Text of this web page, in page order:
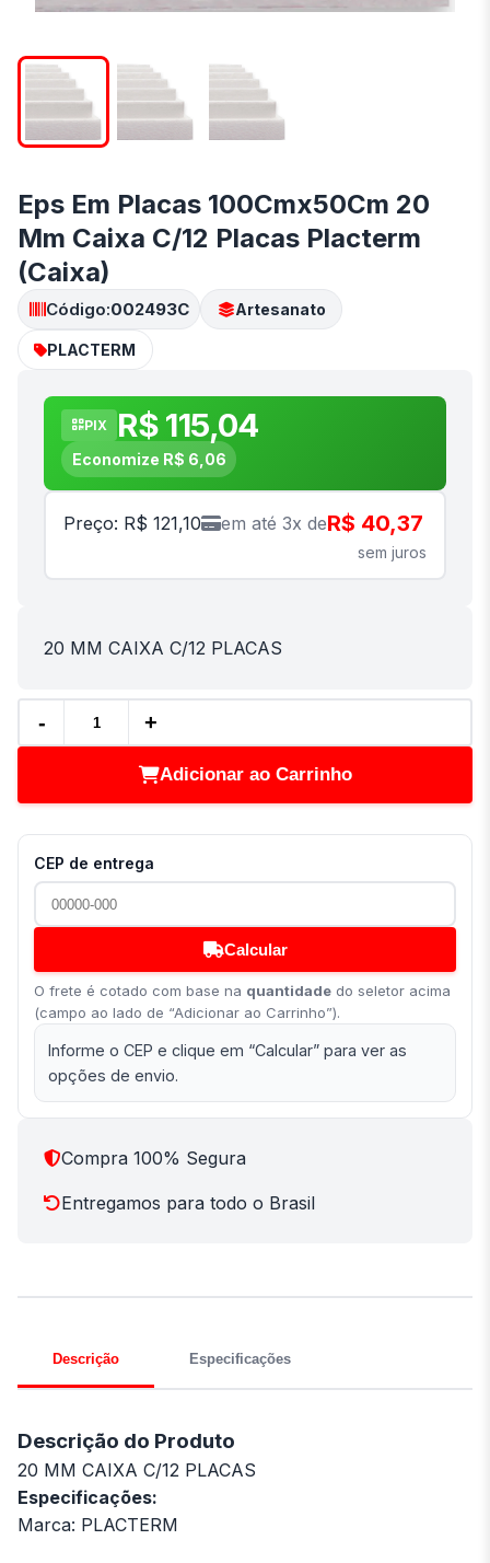
Eps Em Placas 100Cmx50Cm 20
Mm Caixa C/12 Placas Placterm
(Caixa)
Código:002493C Artesanato
PLACTERM
PIX R$ 115,04
Economize R$ 6,06
Preço: R$ 121,10 em até 3x deR$ 40,37
sem juros
20 MM CAIXA C/12 PLACAS
- +
Adicionar ao Carrinho
CEP de entrega
Calcular
O frete é cotado com base na quantidade do seletor acima
(campo ao lado de “Adicionar ao Carrinho”).
Informe o CEP e clique em “Calcular” para ver as
opções de envio.
Compra 100% Segura
Entregamos para todo o Brasil
Descrição Especificações
Descrição do Produto
20 MM CAIXA C/12 PLACAS
Especificações:
Marca: PLACTERM